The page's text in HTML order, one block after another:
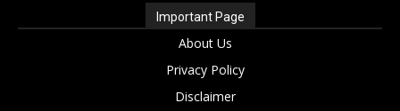
Important Page
About Us
Privacy Policy
Disclaimer